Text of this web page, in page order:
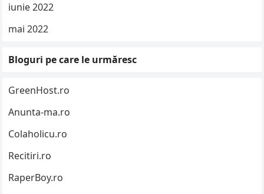
iunie 2022
mai 2022
Bloguri pe care le urmăresc
GreenHost.ro
Anunta-ma.ro
Colaholicu.ro
Recitiri.ro
RaperBoy.ro